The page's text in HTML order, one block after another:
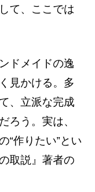
て、ここでは
ドメイドの逸
見かける。多
、立派な完成
ろう。実は、
“作りたい”とい
取説』著者の